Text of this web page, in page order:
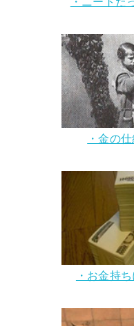
・金の
・お金持